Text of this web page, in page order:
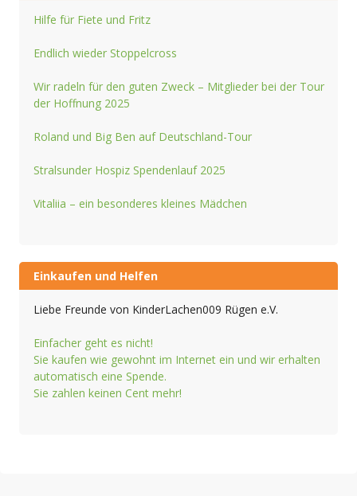
Hilfe für Fiete und Fritz
Endlich wieder Stoppelcross
Wir radeln für den guten Zweck – Mitglieder bei der Tour
der Hoffnung 2025
Roland und Big Ben auf Deutschland-Tour
Stralsunder Hospiz Spendenlauf 2025
Vitaliia – ein besonderes kleines Mädchen
Einkaufen und Helfen
Liebe Freunde von KinderLachen009 Rügen e.V.
Einfacher geht es nicht!
Sie kaufen wie gewohnt im Internet ein und wir erhalten
automatisch eine Spende.
Sie zahlen keinen Cent mehr!